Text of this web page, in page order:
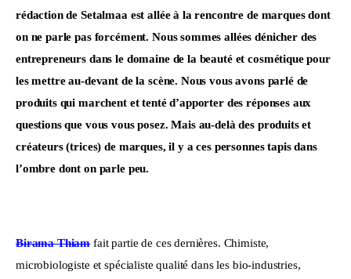
rédaction de Setalmaa est allée à la rencontre de marques dont
on ne parle pas forcément. Nous sommes allées dénicher des
entrepreneurs dans le domaine de la beauté et cosmétique pour
les mettre au-devant de la scène. Nous vous avons parlé de
produits qui marchent et tenté d’apporter des réponses aux
questions que vous vous posez. Mais au-delà des produits et
créateurs (trices) de marques, il y a ces personnes tapis dans
l’ombre dont on parle peu.
Birama Thiam fait partie de ces dernières. Chimiste,
microbiologiste et spécialiste qualité dans les bio-industries,